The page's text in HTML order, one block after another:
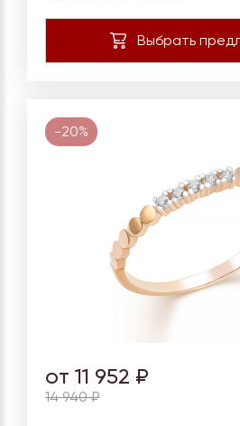
-20%
от 11 952 ₽
14 940 ₽